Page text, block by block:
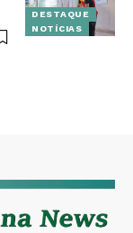
DESTAQUE
NOTÍCIAS